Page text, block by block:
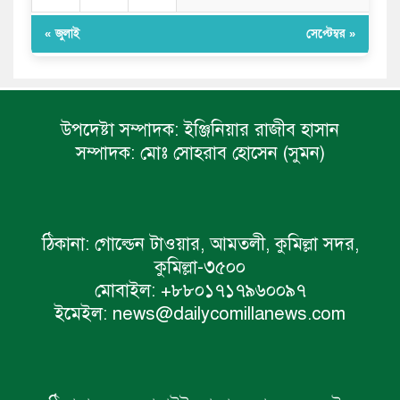
« জুলাই সেপ্টেম্বর »
উপদেষ্টা সম্পাদক: ইঞ্জিনিয়ার রাজীব হাসান
সম্পাদক: মোঃ সোহরাব হোসেন (সুমন)
ঠিকানা: গোল্ডেন টাওয়ার, আমতলী, কুমিল্লা সদর,
কুমিল্লা-৩৫০০
মোবাইল: +৮৮০১৭১৭৯৬০০৯৭
ইমেইল: news@dailycomillanews.com